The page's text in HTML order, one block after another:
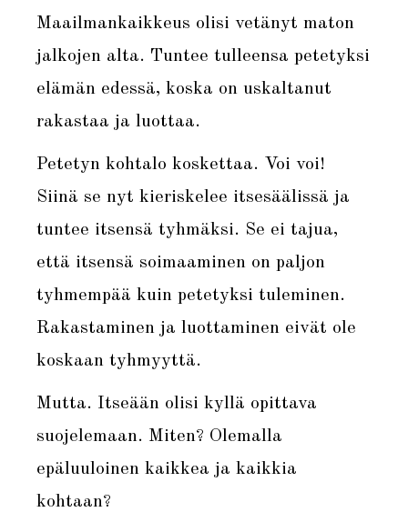
Maailmankaikkeus olisi vetänyt maton
jalkojen alta. Tuntee tulleensa petetyksi
elämän edessä, koska on uskaltanut
rakastaa ja luottaa.
Petetyn kohtalo koskettaa. Voi voi!
Siinä se nyt kieriskelee itsesäälissä ja
tuntee itsensä tyhmäksi. Se ei tajua,
että itsensä soimaaminen on paljon
tyhmempää kuin petetyksi tuleminen.
Rakastaminen ja luottaminen eivät ole
koskaan tyhmyyttä.
Mutta. Itseään olisi kyllä opittava
suojelemaan. Miten? Olemalla
epäluuloinen kaikkea ja kaikkia
kohtaan?